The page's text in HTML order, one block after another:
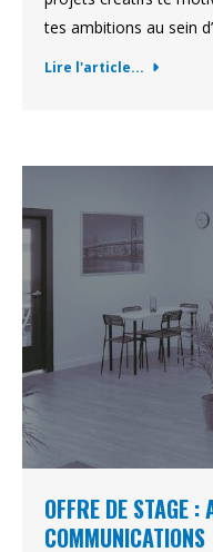
tes ambitions au sein
Lire l'article...
OFFRE DE STAGE
COMMUNICATIONS